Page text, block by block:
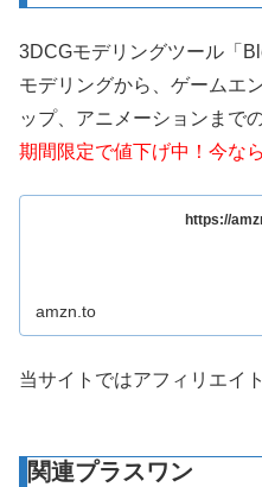
3DCGモデリングツール「
モデリングから、ゲームエ
ップ、アニメーションまで
期間限定で値下げ中！今な
https://
amzn.to
当サイトではアフィリエイ
関連プラスワン